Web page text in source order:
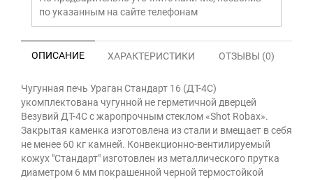
по указанным на сайте телефонам
ОПИСАНИЕ ХАРАКТЕРИСТИКИ ОТЗЫВЫ (0)
Чугунная печь Ураган Стандарт 16 (ДТ-4С)
укомплектована чугунной не герметичной дверцей
Везувий ДТ-4С с жаропрочным стеклом «Shot Robax».
Закрытая каменка изготовлена из стали и вмещает в себя
не менее 60 кг камней. Конвекционно-вентилируемый
кожух "Стандарт" изготовлен из металлического прутка
диаметром 6 мм покрашенной черной термостойкой